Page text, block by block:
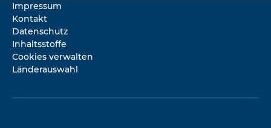
Impressum
Kontakt
Datenschutz
Inhaltsstoffe
Cookies verwalten
Länderauswahl